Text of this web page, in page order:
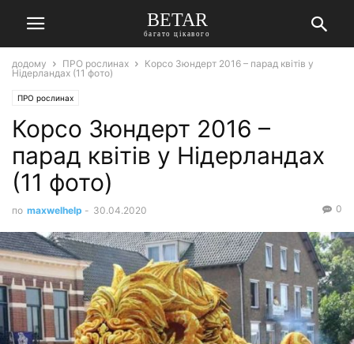
BETAR
багато цікавого
додому ПРО рослинах
Корсо Зюндерт 2016 – парад квітів у
Нідерландах (11 фото)
ПРО рослинах
Корсо Зюндерт 2016 –
парад квітів у Нідерландах
(11 фото)
по maxwelhelp - 30.04.2020 0